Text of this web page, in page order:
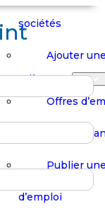
Panier
Boutique
sociétés
Ajouter
Carrières
Offres
Stages /
Publier
d’emploi